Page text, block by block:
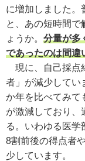
に増加しました。
と、あの短時間で
ょうか。 分量が多
であったのは間違
現に、自己採点
者」が減少してい
か年を比べてみて
が激減しており、
る。いわゆる医学
8割前後の得点者や
少しています。